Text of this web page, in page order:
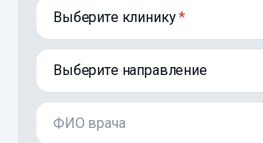
Выберите клинику
Выберите направление
ФИО врача